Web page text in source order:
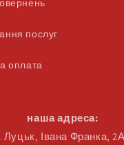
послуг
оплата
наша адреса:
Луцьк, Івана Франка,